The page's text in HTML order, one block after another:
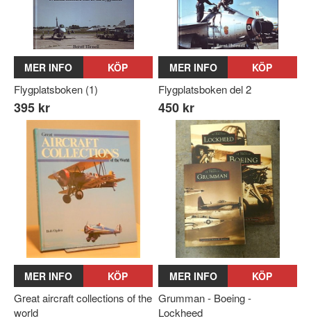
MER INFO KÖP
Flygplatsboken (1)
395 kr
MER INFO KÖP
Flygplatsboken del 2
450 kr
MER INFO KÖP
Great aircraft collections of the
world
MER INFO KÖP
Grumman - Boeing -
Lockheed